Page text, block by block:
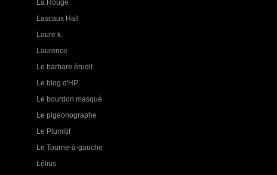
La Rouge
Lascaux Hall
Laure k.
Laurence
Le barbare érudit
Le blog d'HP
Le bourdon masqué
Le pigeonographe
Le Plumitif
Le Tourne-à-gauche
Lélius